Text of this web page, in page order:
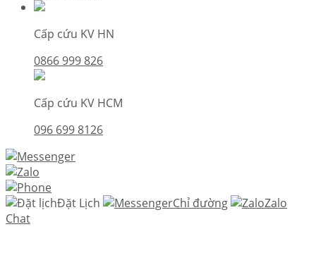
Cấp cứu KV HN
0866 999 826
Cấp cứu KV HCM
096 699 8126
Đặt Lịch Chỉ đường
Zalo
Chat